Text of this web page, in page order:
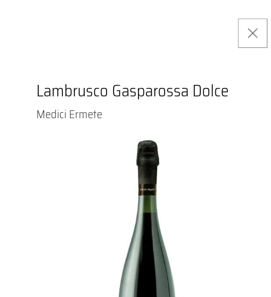
Lambrusco Gasparossa Dolce
Medici Ermete